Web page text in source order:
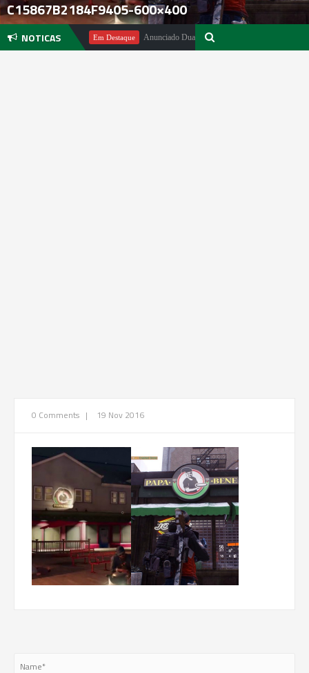
C15867B2184F9405-600×400
NOTICAS
Pachter Em Destaque Anunciado DualSense The Last of Us Limited Edition
0 Comments | 19 Nov 2016